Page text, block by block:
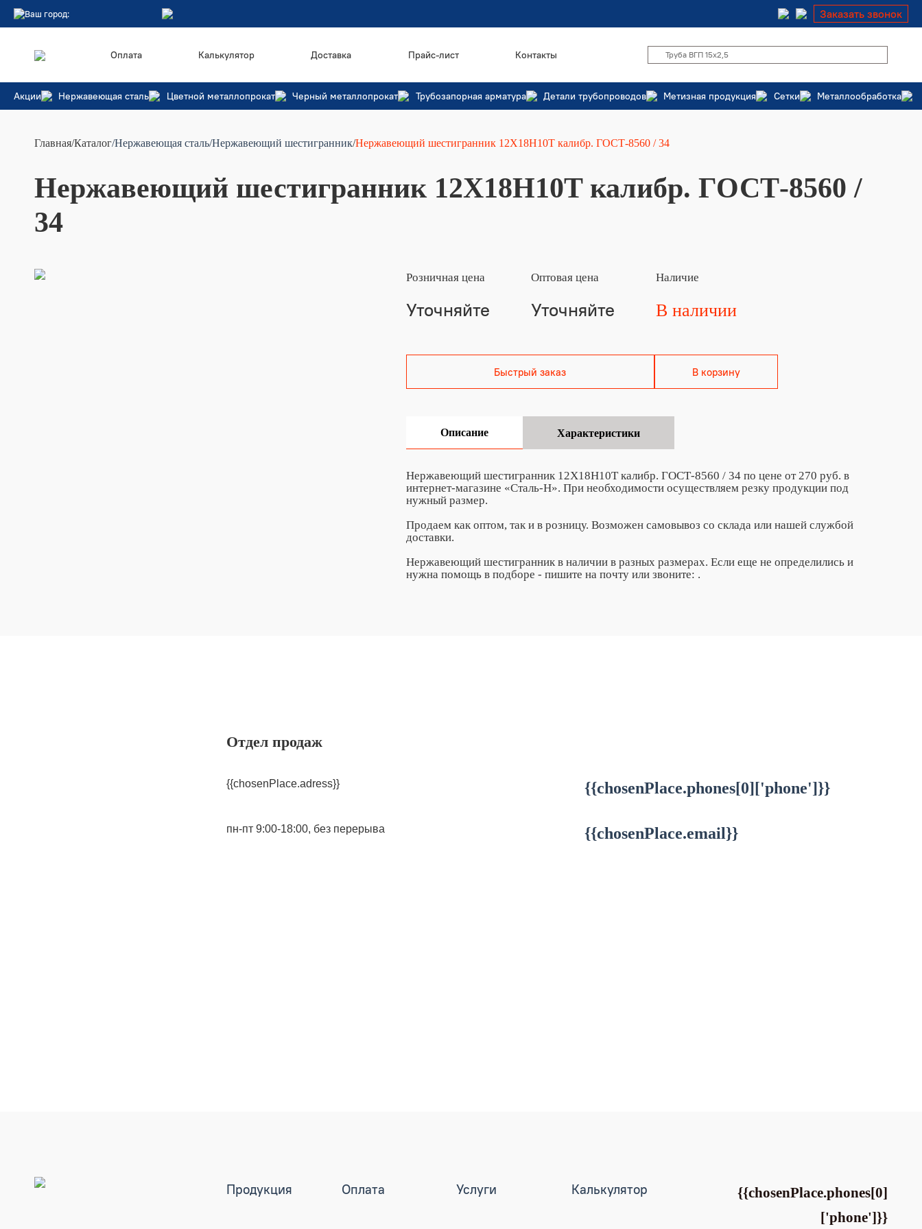
Ваш город: Заказать звонок
Оплата Калькулятор Доставка Прайс-лист Контакты
Акции Нержавеющая сталь Цветной металлопрокат Черный металлопрокат Трубозапорная арматура Детали трубопроводов Метизная продукция Сетки Металлообработка
Главная/Каталог/Нержавеющая сталь/Нержавеющий шестигранник/Нержавеющий шестигранник 12X18H10T калибр. ГОСТ-8560 / 34
Нержавеющий шестигранник 12X18H10T калибр. ГОСТ-8560 /
34
Розничная цена
Уточняйте
Оптовая цена
Уточняйте
Наличие
В наличии
Быстрый заказ В корзину
Описание Характеристики
Нержавеющий шестигранник 12X18H10T калибр. ГОСТ-8560 / 34 по цене от 270 руб. в
интернет-магазине «Сталь-Н». При необходимости осуществляем резку продукции под
нужный размер.
Продаем как оптом, так и в розницу. Возможен самовывоз со склада или нашей службой
доставки.
Нержавеющий шестигранник в наличии в разных размерах. Если еще не определились и
нужна помощь в подборе - пишите на почту или звоните: .
Отдел продаж
{{chosenPlace.phones[0]['phone']}}
{{chosenPlace.email}}
{{chosenPlace.adress}}
пн-пт 9:00-18:00, без перерыва
Продукция Оплата Услуги Калькулятор
{{chosenPlace.phones[0]
['phone']}}